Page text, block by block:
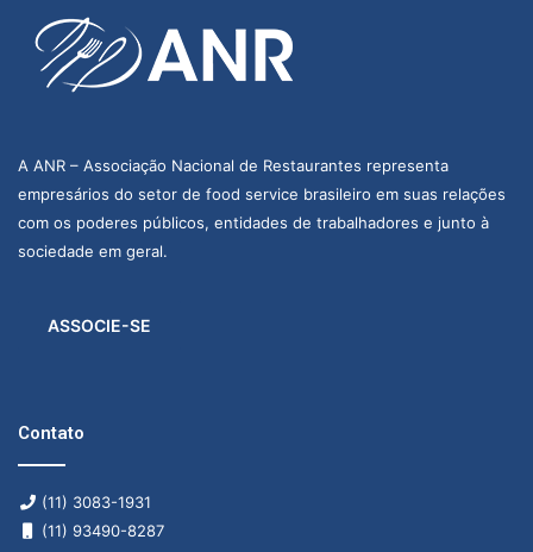
A ANR – Associação Nacional de Restaurantes representa
empresários do setor de food service brasileiro em suas relações
com os poderes públicos, entidades de trabalhadores e junto à
sociedade em geral.
ASSOCIE-SE
Contato
(11) 3083-1931
(11) 93490-8287